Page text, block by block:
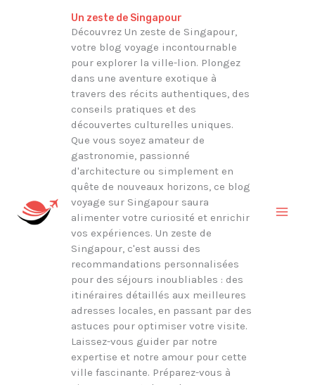
Un zeste de Singapour
Découvrez Un zeste de Singapour,
votre blog voyage incontournable
pour explorer la ville-lion. Plongez
dans une aventure exotique à
travers des récits authentiques, des
conseils pratiques et des
découvertes culturelles uniques.
Que vous soyez amateur de
gastronomie, passionné
d'architecture ou simplement en
quête de nouveaux horizons, ce blog
voyage sur Singapour saura
alimenter votre curiosité et enrichir
vos expériences. Un zeste de
Singapour, c'est aussi des
recommandations personnalisées
pour des séjours inoubliables : des
itinéraires détaillés aux meilleures
adresses locales, en passant par des
astuces pour optimiser votre visite.
Laissez-vous guider par notre
expertise et notre amour pour cette
ville fascinante. Préparez-vous à
Rechercher